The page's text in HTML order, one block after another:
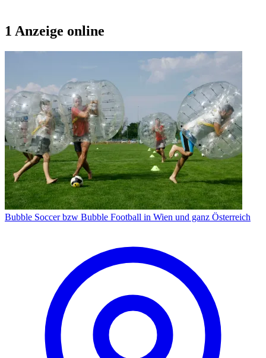
1 Anzeige online
Bubble Soccer bzw Bubble Football in Wien und ganz Österreich